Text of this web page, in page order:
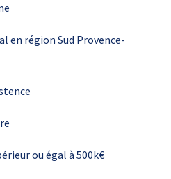
en région Sud Provence-
ou égal à 500k€